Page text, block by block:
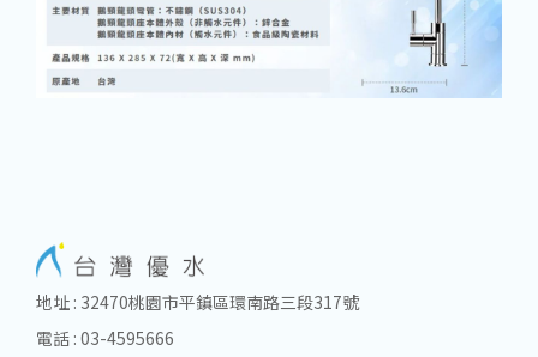
地址 : 32470桃園市平鎮區環南路三段317號
電話 : 03-4595666